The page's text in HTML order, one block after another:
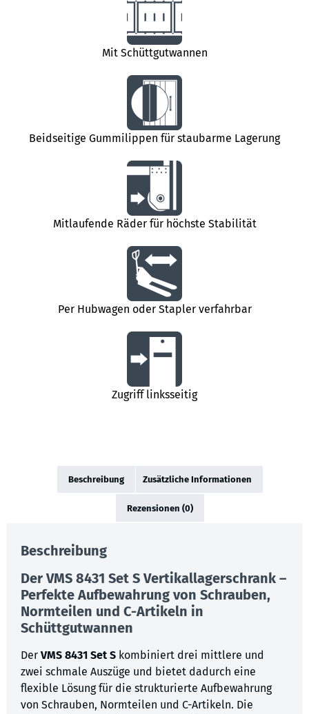
Mit Schüttgutwannen
Beidseitige Gummilippen für staubarme Lagerung
Mitlaufende Räder für höchste Stabilität
Per Hubwagen oder Stapler verfahrbar
Zugriff linksseitig
Beschreibung Zusätzliche Informationen
Rezensionen (0)
Beschreibung
DerVMS 8431 Set SVertikallagerschrank –
Perfekte Aufbewahrung von Schrauben,
Normteilen und C-Artikeln in
Schüttgutwannen
Der VMS 8431 Set S kombiniert drei mittlere und
zwei schmale Auszüge und bietet dadurch eine
flexible Lösung für die strukturierte Aufbewahrung
von Schrauben, Normteilen und C-Artikeln. Die